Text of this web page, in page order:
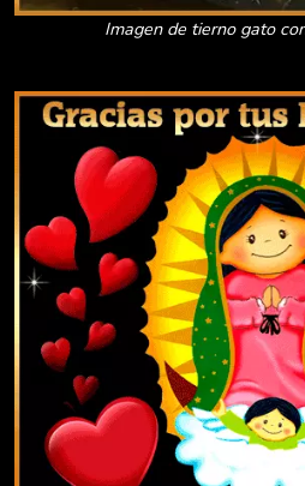
Imagen de tierno gato